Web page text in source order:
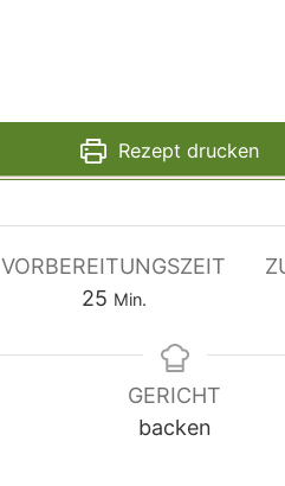
Rezept drucken
VORBEREITUNGSZEIT
25Minuten
Min.
GERICHT
backen